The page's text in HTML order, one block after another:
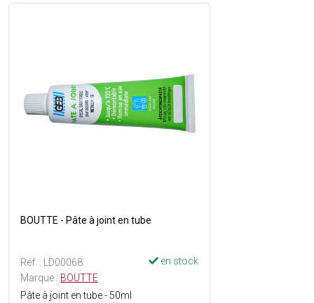
BOUTTE - Pâte à joint en tube
Réf. : LD00068
en stock
Marque : BOUTTE
Pâte à joint en tube - 50ml